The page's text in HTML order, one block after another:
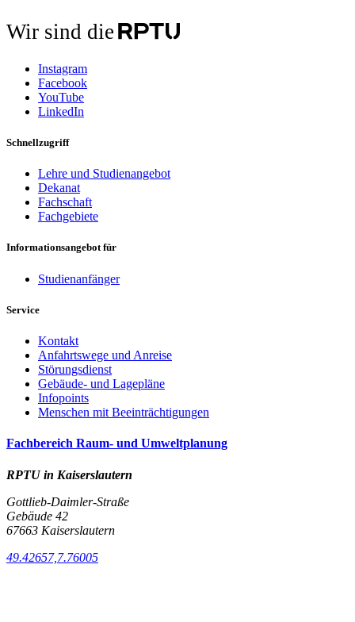
Wir sind die
Instagram
Facebook
YouTube
LinkedIn
Schnellzugriff
Lehre und Studienangebot
Dekanat
Fachschaft
Fachgebiete
Informationsangebot für
Studienanfänger
Service
Kontakt
Anfahrtswege und Anreise
Störungsdienst
Gebäude- und Lagepläne
Infopoints
Menschen mit Beeinträchtigungen
Fachbereich Raum- und Umweltplanung
RPTU in Kaiserslautern
Gottlieb-Daimler-Straße
Gebäude 42
67663 Kaiserslautern
49.42657,7.76005